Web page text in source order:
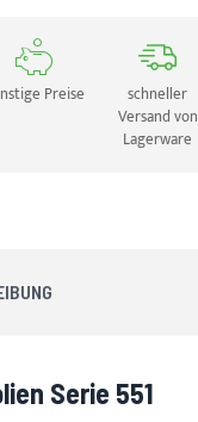
Preise
schneller
Versand von
Lagerware
Serie 551